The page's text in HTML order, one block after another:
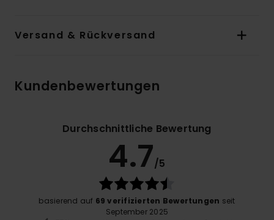
Versand & Rückversand
Kundenbewertungen
Durchschnittliche Bewertung
4.7/5
basierend auf 69 verifizierten Bewertungen seit
September 2025